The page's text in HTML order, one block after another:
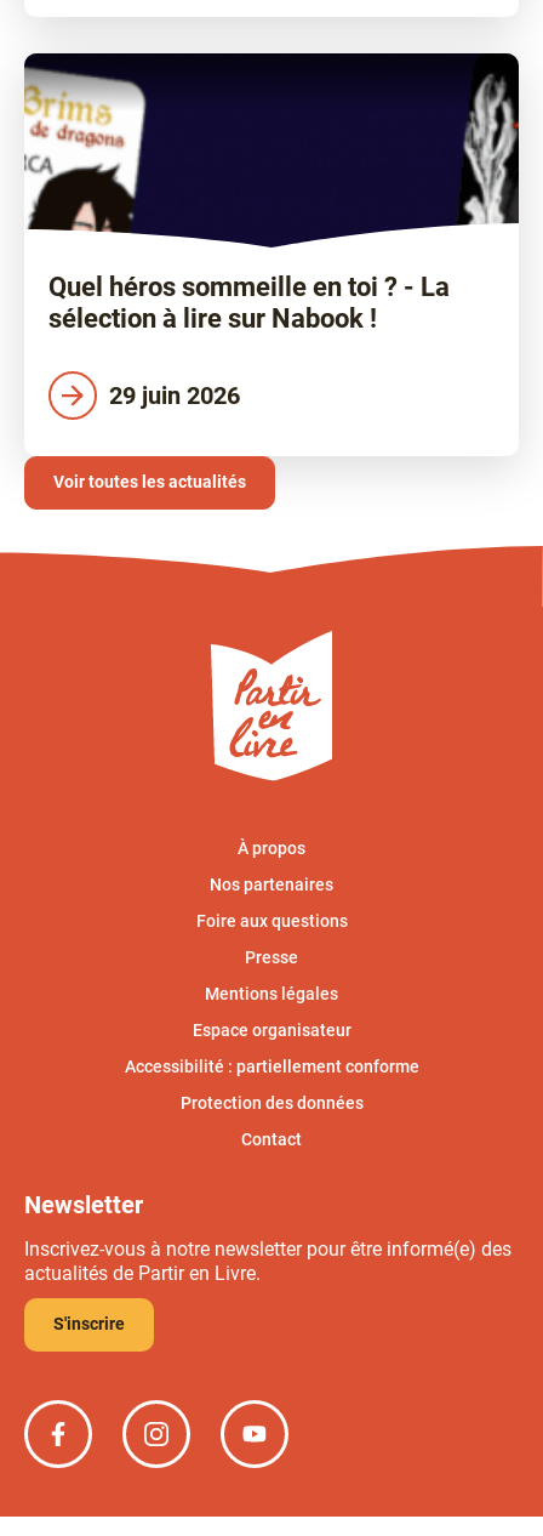
Quel héros sommeille en toi ? - La
sélection à lire sur Nabook !
29 juin 2026
Voir toutes les actualités
À propos
Nos partenaires
Foire aux questions
Presse
Mentions légales
Espace organisateur
Accessibilité : partiellement conforme
Protection des données
Contact
Newsletter
Inscrivez-vous à notre newsletter pour être informé(e) des
actualités de Partir en Livre.
S'inscrire
Partir
en
sur
Partir
en
sur
Partir
en
sur